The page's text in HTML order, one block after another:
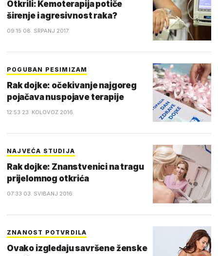
Otkrili: Kemoterapija potiče
širenje i agresivnost raka?
09:15 08. SRPANJ 2017.
POGUBAN PESIMIZAM
Rak dojke: očekivanje najgoreg
pojačava nuspojave terapije
12:53 23. KOLOVOZ 2016.
NAJVEĆA STUDIJA
Rak dojke: Znanstvenici na tragu
prijelomnog otkrića
07:33 03. SVIBANJ 2016.
ZNANOST POTVRDILA
Ovako izgledaju savršene ženske